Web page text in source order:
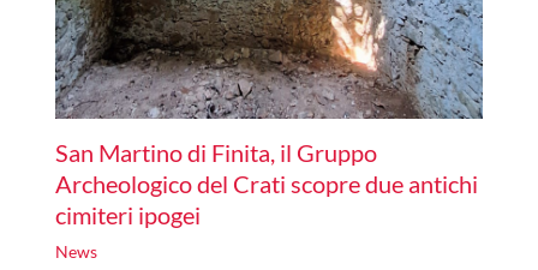
San Martino di Finita, il Gruppo
Archeologico del Crati scopre due antichi
cimiteri ipogei
News